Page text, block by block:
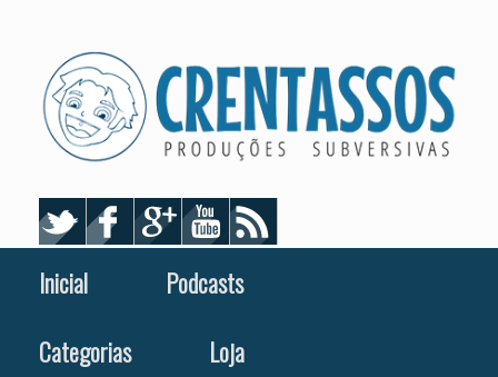
Inicial
Podcasts
Categorias
Loja